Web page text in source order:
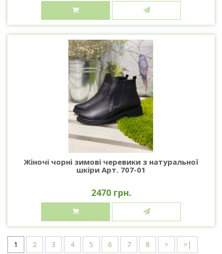
Жіночі чорні зимові черевики з натуральної
шкіри Арт. 707-01
2470 грн.
1 2 3 4 5 6 7 8 >
>|